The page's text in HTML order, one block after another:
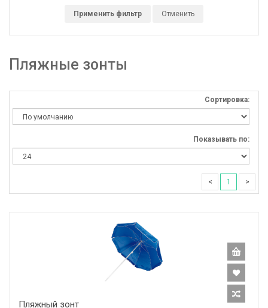
Применить фильтр Отменить
Пляжные зонты
Сортировка:
Показывать по:
< 1 >
Пляжный зонт